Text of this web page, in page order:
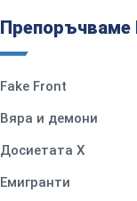
Препоръчваме
Fake Front
Вяра и демони
Досиетата Х
Емигранти